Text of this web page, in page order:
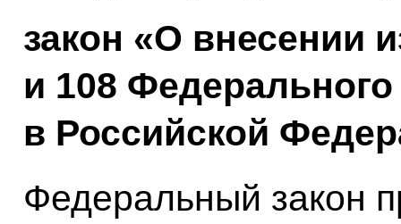
закон «О внесении
и 108
в Российской
Федеральный закон